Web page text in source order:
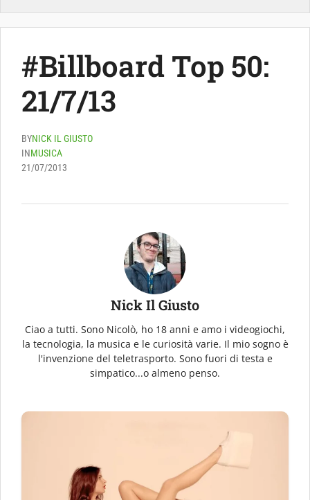
#Billboard Top 50:
21/7/13
BYNICK IL GIUSTO
INMUSICA
21/07/2013
Nick Il Giusto
Ciao a tutti. Sono Nicolò, ho 18 anni e amo i videogiochi,
la tecnologia, la musica e le curiosità varie. Il mio sogno è
l'invenzione del teletrasporto. Sono fuori di testa e
simpatico...o almeno penso.